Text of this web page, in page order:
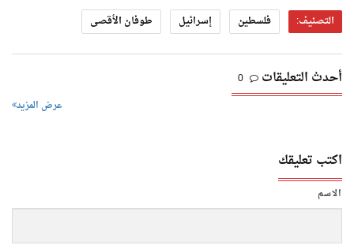
التصنيف:
فلسطين إسرائيل طوفان الأقصى
أحدث التعليقات 0
عرض المزيد
اكتب تعليقك
الاسم